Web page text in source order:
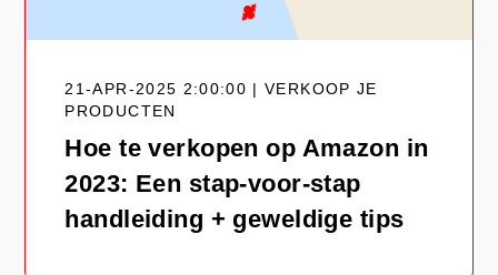
21-APR-2025 2:00:00 | VERKOOP JE
PRODUCTEN
Hoe te verkopen op Amazon in
2023: Een stap-voor-stap
handleiding + geweldige tips